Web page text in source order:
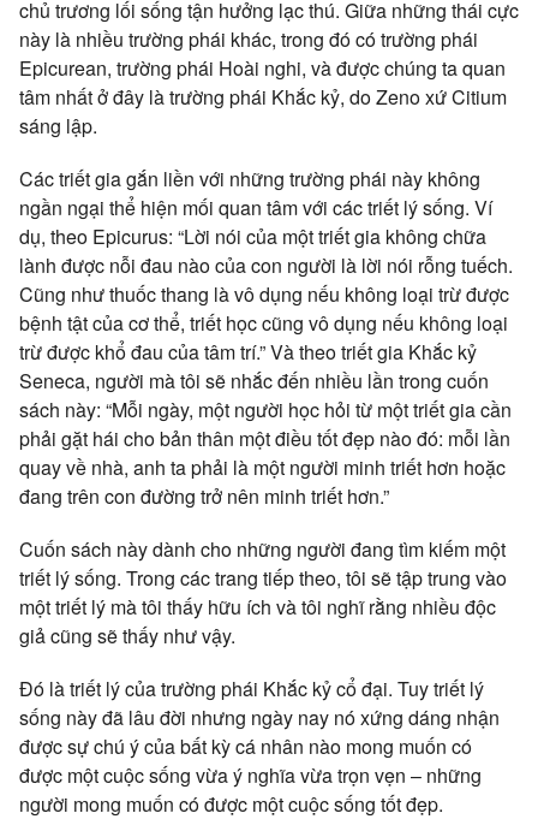
chủ trương lối sống tận hưởng lạc thú. Giữa những thái cực
này là nhiều trường phái khác, trong đó có trường phái
Epicurean, trường phái Hoài nghi, và được chúng ta quan
tâm nhất ở đây là trường phái Khắc kỷ, do Zeno xứ Citium
sáng lập.
Các triết gia gắn liền với những trường phái này không
ngần ngại thể hiện mối quan tâm với các triết lý sống. Ví
dụ, theo Epicurus: “Lời nói của một triết gia không chữa
lành được nỗi đau nào của con người là lời nói rỗng tuếch.
Cũng như thuốc thang là vô dụng nếu không loại trừ được
bệnh tật của cơ thể, triết học cũng vô dụng nếu không loại
trừ được khổ đau của tâm trí.” Và theo triết gia Khắc kỷ
Seneca, người mà tôi sẽ nhắc đến nhiều lần trong cuốn
sách này: “Mỗi ngày, một người học hỏi từ một triết gia cần
phải gặt hái cho bản thân một điều tốt đẹp nào đó: mỗi lần
quay về nhà, anh ta phải là một người minh triết hơn hoặc
đang trên con đường trở nên minh triết hơn.”
Cuốn sách này dành cho những người đang tìm kiếm một
triết lý sống. Trong các trang tiếp theo, tôi sẽ tập trung vào
một triết lý mà tôi thấy hữu ích và tôi nghĩ rằng nhiều độc
giả cũng sẽ thấy như vậy.
Đó là triết lý của trường phái Khắc kỷ cổ đại. Tuy triết lý
sống này đã lâu đời nhưng ngày nay nó xứng dáng nhận
được sự chú ý của bất kỳ cá nhân nào mong muốn có
được một cuộc sống vừa ý nghĩa vừa trọn vẹn – những
người mong muốn có được một cuộc sống tốt đẹp.